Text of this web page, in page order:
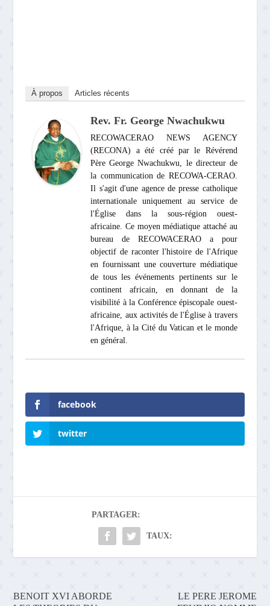
À propos Articles récents
Rev. Fr. George Nwachukwu
RECOWACERAO NEWS AGENCY
(RECONA) a été créé par le Révérend
Père George Nwachukwu, le directeur de
la communication de RECOWA-CERAO.
Il s'agit d'une agence de presse catholique
internationale uniquement au service de
l'Église dans la sous-région ouest-
africaine. Ce moyen médiatique attaché au
bureau de RECOWACERAO a pour
objectif de raconter l'histoire de l'Afrique
en fournissant une couverture médiatique
de tous les événements pertinents sur le
continent africain, en donnant de la
visibilité à la Conférence épiscopale ouest-
africaine, aux activités de l'Église à travers
l'Afrique, à la Cité du Vatican et le monde
en général.
facebook
twitter
PARTAGER:
TAUX:
BENOIT XVI ABORDE
LE PERE JEROME